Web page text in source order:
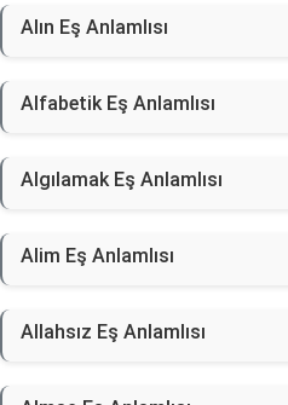
Alın Eş Anlamlısı
Alfabetik Eş Anlamlısı
Algılamak Eş Anlamlısı
Alim Eş Anlamlısı
Allahsız Eş Anlamlısı